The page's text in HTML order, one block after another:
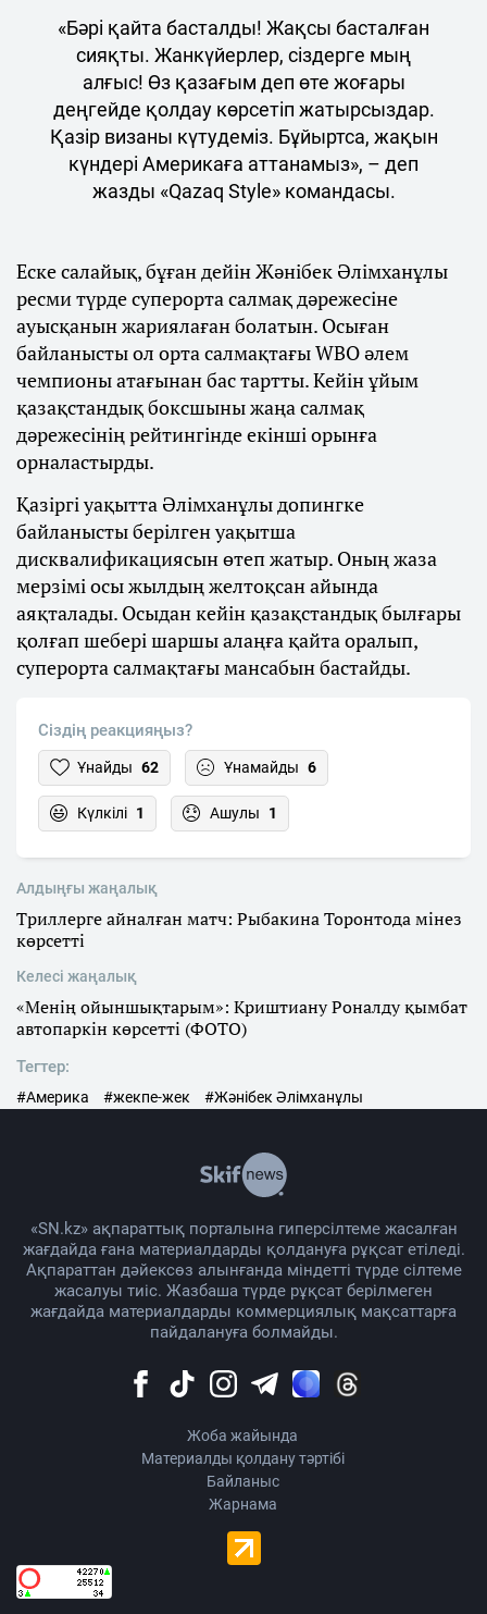
«Бәрі қайта басталды! Жақсы басталған
сияқты. Жанкүйерлер, сіздерге мың
алғыс! Өз қазағым деп өте жоғары
деңгейде қолдау көрсетіп жатырсыздар.
Қазір визаны күтудеміз. Бұйыртса, жақын
күндері Америкаға аттанамыз», – деп
жазды «Qazaq Style» командасы.
Еске салайық, бұған дейін Жәнібек Әлімханұлы
ресми түрде суперорта салмақ дәрежесіне
ауысқанын жариялаған болатын. Осыған
байланысты ол орта салмақтағы WBO әлем
чемпионы атағынан бас тартты. Кейін ұйым
қазақстандық боксшыны жаңа салмақ
дәрежесінің рейтингінде екінші орынға
орналастырды.
Қазіргі уақытта Әлімханұлы допингке
байланысты берілген уақытша
дисквалификациясын өтеп жатыр. Оның жаза
мерзімі осы жылдың желтоқсан айында
аяқталады. Осыдан кейін қазақстандық былғары
қолғап шебері шаршы алаңға қайта оралып,
суперорта салмақтағы мансабын бастайды.
Сіздің реакцияңыз?
Ұнайды 62 Ұнамайды 6
Күлкілі 1 Ашулы 1
Алдыңғы жаңалық
Триллерге айналған матч: Рыбакина Торонтода мінез
көрсетті
Келесі жаңалық
«Менің ойыншықтарым»: Криштиану Роналду қымбат
автопаркін көрсетті (ФОТО)
Тегтер:
#Америка #жекпе-жек #Жәнібек Әлімханұлы
«SN.kz» ақпараттық порталына гиперсілтеме жасалған
жағдайда ғана материалдарды қолдануға рұқсат етіледі.
Ақпараттан дәйексөз алынғанда міндетті түрде сілтеме
жасалуы тиіс. Жазбаша түрде рұқсат берілмеген
жағдайда материалдарды коммерциялық мақсаттарға
пайдалануға болмайды.
Жоба жайында
Материалды қолдану тәртібі
Байланыс
Жарнама